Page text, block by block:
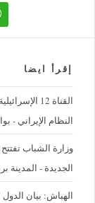
إقرأ ايضا
القناة 12
النظام الإيراني -
وزارة الشباب
الجديدة - المدينة
الهباش: بيان الدول